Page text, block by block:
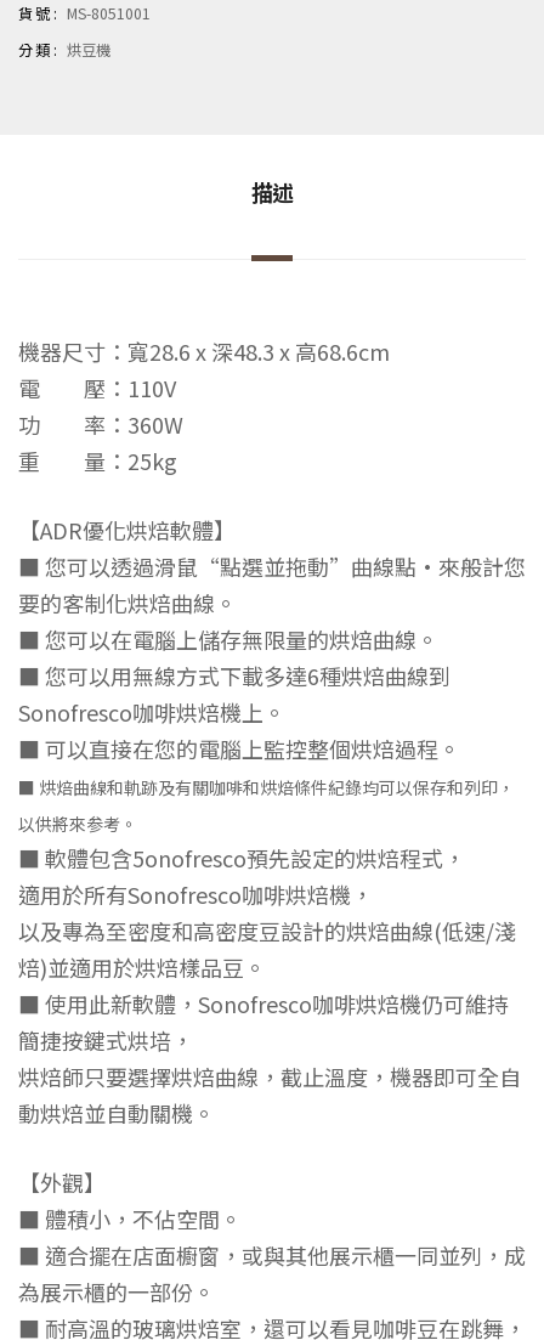
貨號: MS-8051001
分類: 烘豆機
描述
機器尺寸：寬28.6 x 深48.3 x 高68.6cm
電 壓：110V
功 率：360W
重 量：25kg
【ADR優化烘焙軟體】
■ 您可以透過滑鼠“點選並拖動”曲線點·來般計您
要的客制化烘焙曲線。
■ 您可以在電腦上儲存無限量的烘焙曲線。
■ 您可以用無線方式下載多達6種烘焙曲線到
Sonofresco咖啡烘焙機上。
■ 可以直接在您的電腦上監控整個烘焙過程。
■ 烘焙曲線和軌跡及有關咖啡和烘焙條件紀錄均可以保存和列印，
以供將來参考。
■ 軟體包含5onofresco預先設定的烘焙程式，
適用於所有Sonofresco咖啡烘焙機，
以及專為至密度和高密度豆設計的烘焙曲線(低速/淺
焙)並適用於烘焙樣品豆。
■ 使用此新軟體，Sonofresco咖啡烘焙機仍可維持
簡捷按鍵式烘培，
烘焙師只要選擇烘焙曲線，截止溫度，機器即可全自
動烘焙並自動關機。
【外觀】
■ 體積小，不佔空間。
■ 適合擺在店面櫥窗，或與其他展示櫃一同並列，成
為展示櫃的一部份。
■ 耐高溫的玻璃烘焙室，還可以看見咖啡豆在跳舞，